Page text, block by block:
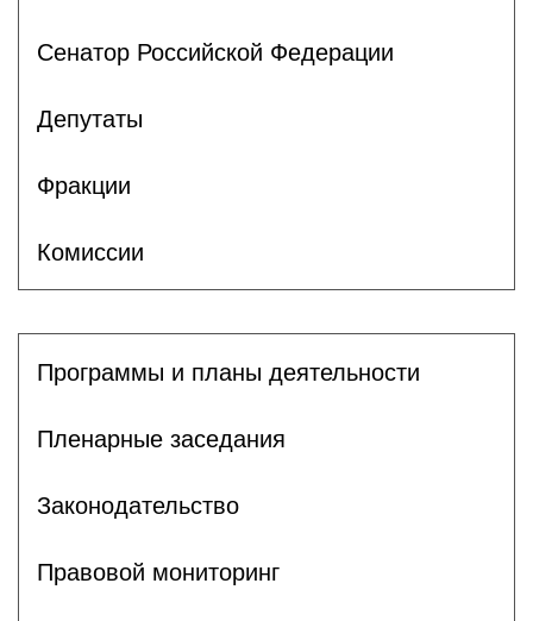
Сенатор Российской Федерации
Депутаты
Фракции
Комиссии
Программы и планы деятельности
Пленарные заседания
Законодательство
Правовой мониторинг